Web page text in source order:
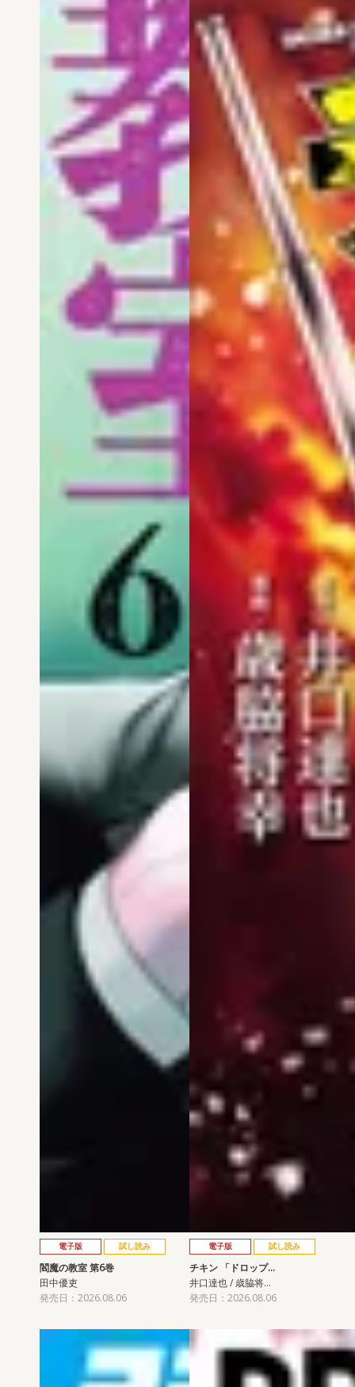
電子版 試し読み
閻魔の教室 第6巻
田中優吏
発売日：2026.08.06
電子版 試し読み
チキン 「ドロップ…
井口達也 / 歳脇将…
発売日：2026.08.06